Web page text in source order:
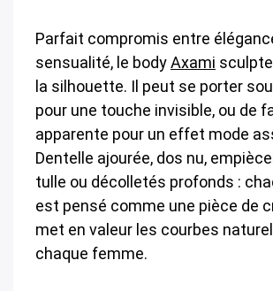
Parfait compromis entre
sensualité, le bodyAxami
la silhouette. Il peut se porter
pour une touche invisible, ou de
apparente pour un effet mode
Dentelle ajourée, dos nu,
tulle ou décolletés profonds :
est pensé comme une pièce de
met en valeur les courbes
chaque femme.